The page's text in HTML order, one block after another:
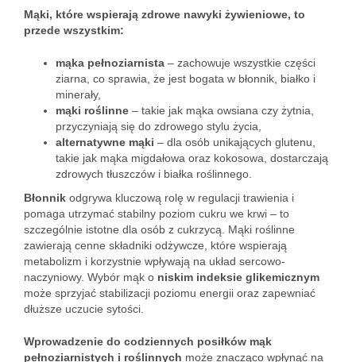
Mąki, które wspierają zdrowe nawyki żywieniowe, to
przede wszystkim:
mąka pełnoziarnista – zachowuje wszystkie części
ziarna, co sprawia, że jest bogata w błonnik, białko i
minerały,
mąki roślinne – takie jak mąka owsiana czy żytnia,
przyczyniają się do zdrowego stylu życia,
alternatywne mąki – dla osób unikających glutenu,
takie jak mąka migdałowa oraz kokosowa, dostarczają
zdrowych tłuszczów i białka roślinnego.
Błonnik odgrywa kluczową rolę w regulacji trawienia i
pomaga utrzymać stabilny poziom cukru we krwi – to
szczególnie istotne dla osób z cukrzycą. Mąki roślinne
zawierają cenne składniki odżywcze, które wspierają
metabolizm i korzystnie wpływają na układ sercowo-
naczyniowy. Wybór mąk o niskim indeksie glikemicznym
może sprzyjać stabilizacji poziomu energii oraz zapewniać
dłuższe uczucie sytości.
Wprowadzenie do codziennych posiłków mąk
pełnoziarnistych i roślinnych może znacząco wpłynąć na